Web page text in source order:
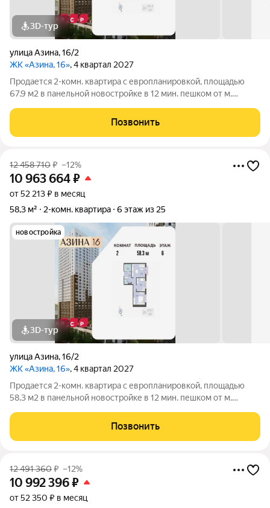
3D-тур
улица Азина,16/2
ЖК «Азина, 16», 4 квартал 2027
Продается 2-комн. квартира с европланировкой, площадью
67.9 м2 в панельной новостройке в 12 мин. пешком от м.
ипотечных средств, есть военная ипотека. Жилая площадь 27.9
м2, кухня 20.5 м2, отделка
Позвонить
12 458 710₽ –12%
10 963 664₽
от 52 213 ₽ в месяц
58,3 м²
2-комн. квартира 6 этаж из 25
новостройка
3D-тур
улица Азина,16/2
ЖК «Азина, 16», 4 квартал 2027
Продается 2-комн. квартира с европланировкой, площадью
58.3 м2 в панельной новостройке в 12 мин. пешком от м.
ипотечных средств, есть военная ипотека. Жилая площадь 24.3
м2, кухня 16.9 м2, отделка
Позвонить
12 491 360₽ –12%
10 992 396₽
от 52 350 ₽ в месяц